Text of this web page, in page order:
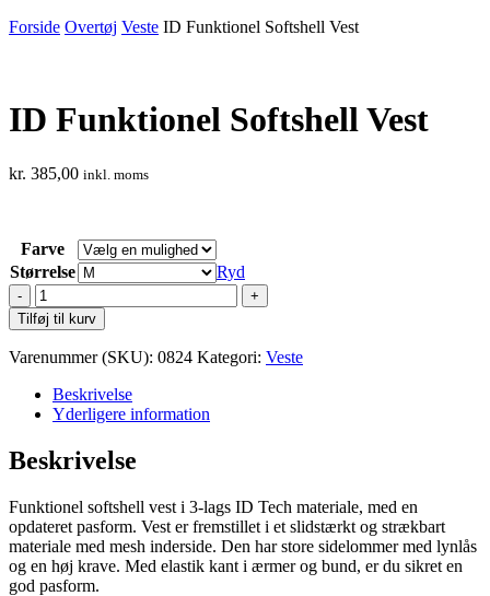
Forside Overtøj Veste ID Funktionel Softshell Vest
ID Funktionel Softshell Vest
kr. 385,00 inkl. moms
Farve
Størrelse
Ryd
ID
Funktionel
Softshell
Vest
Tilføj til kurv
Varenummer (SKU): 0824 Kategori: Veste
Beskrivelse
Yderligere information
Beskrivelse
Funktionel softshell vest i 3-lags ID Tech materiale, med en
opdateret pasform. Vest er fremstillet i et slidstærkt og strækbart
materiale med mesh inderside. Den har store sidelommer med lynlås
og en høj krave. Med elastik kant i ærmer og bund, er du sikret en
god pasform.